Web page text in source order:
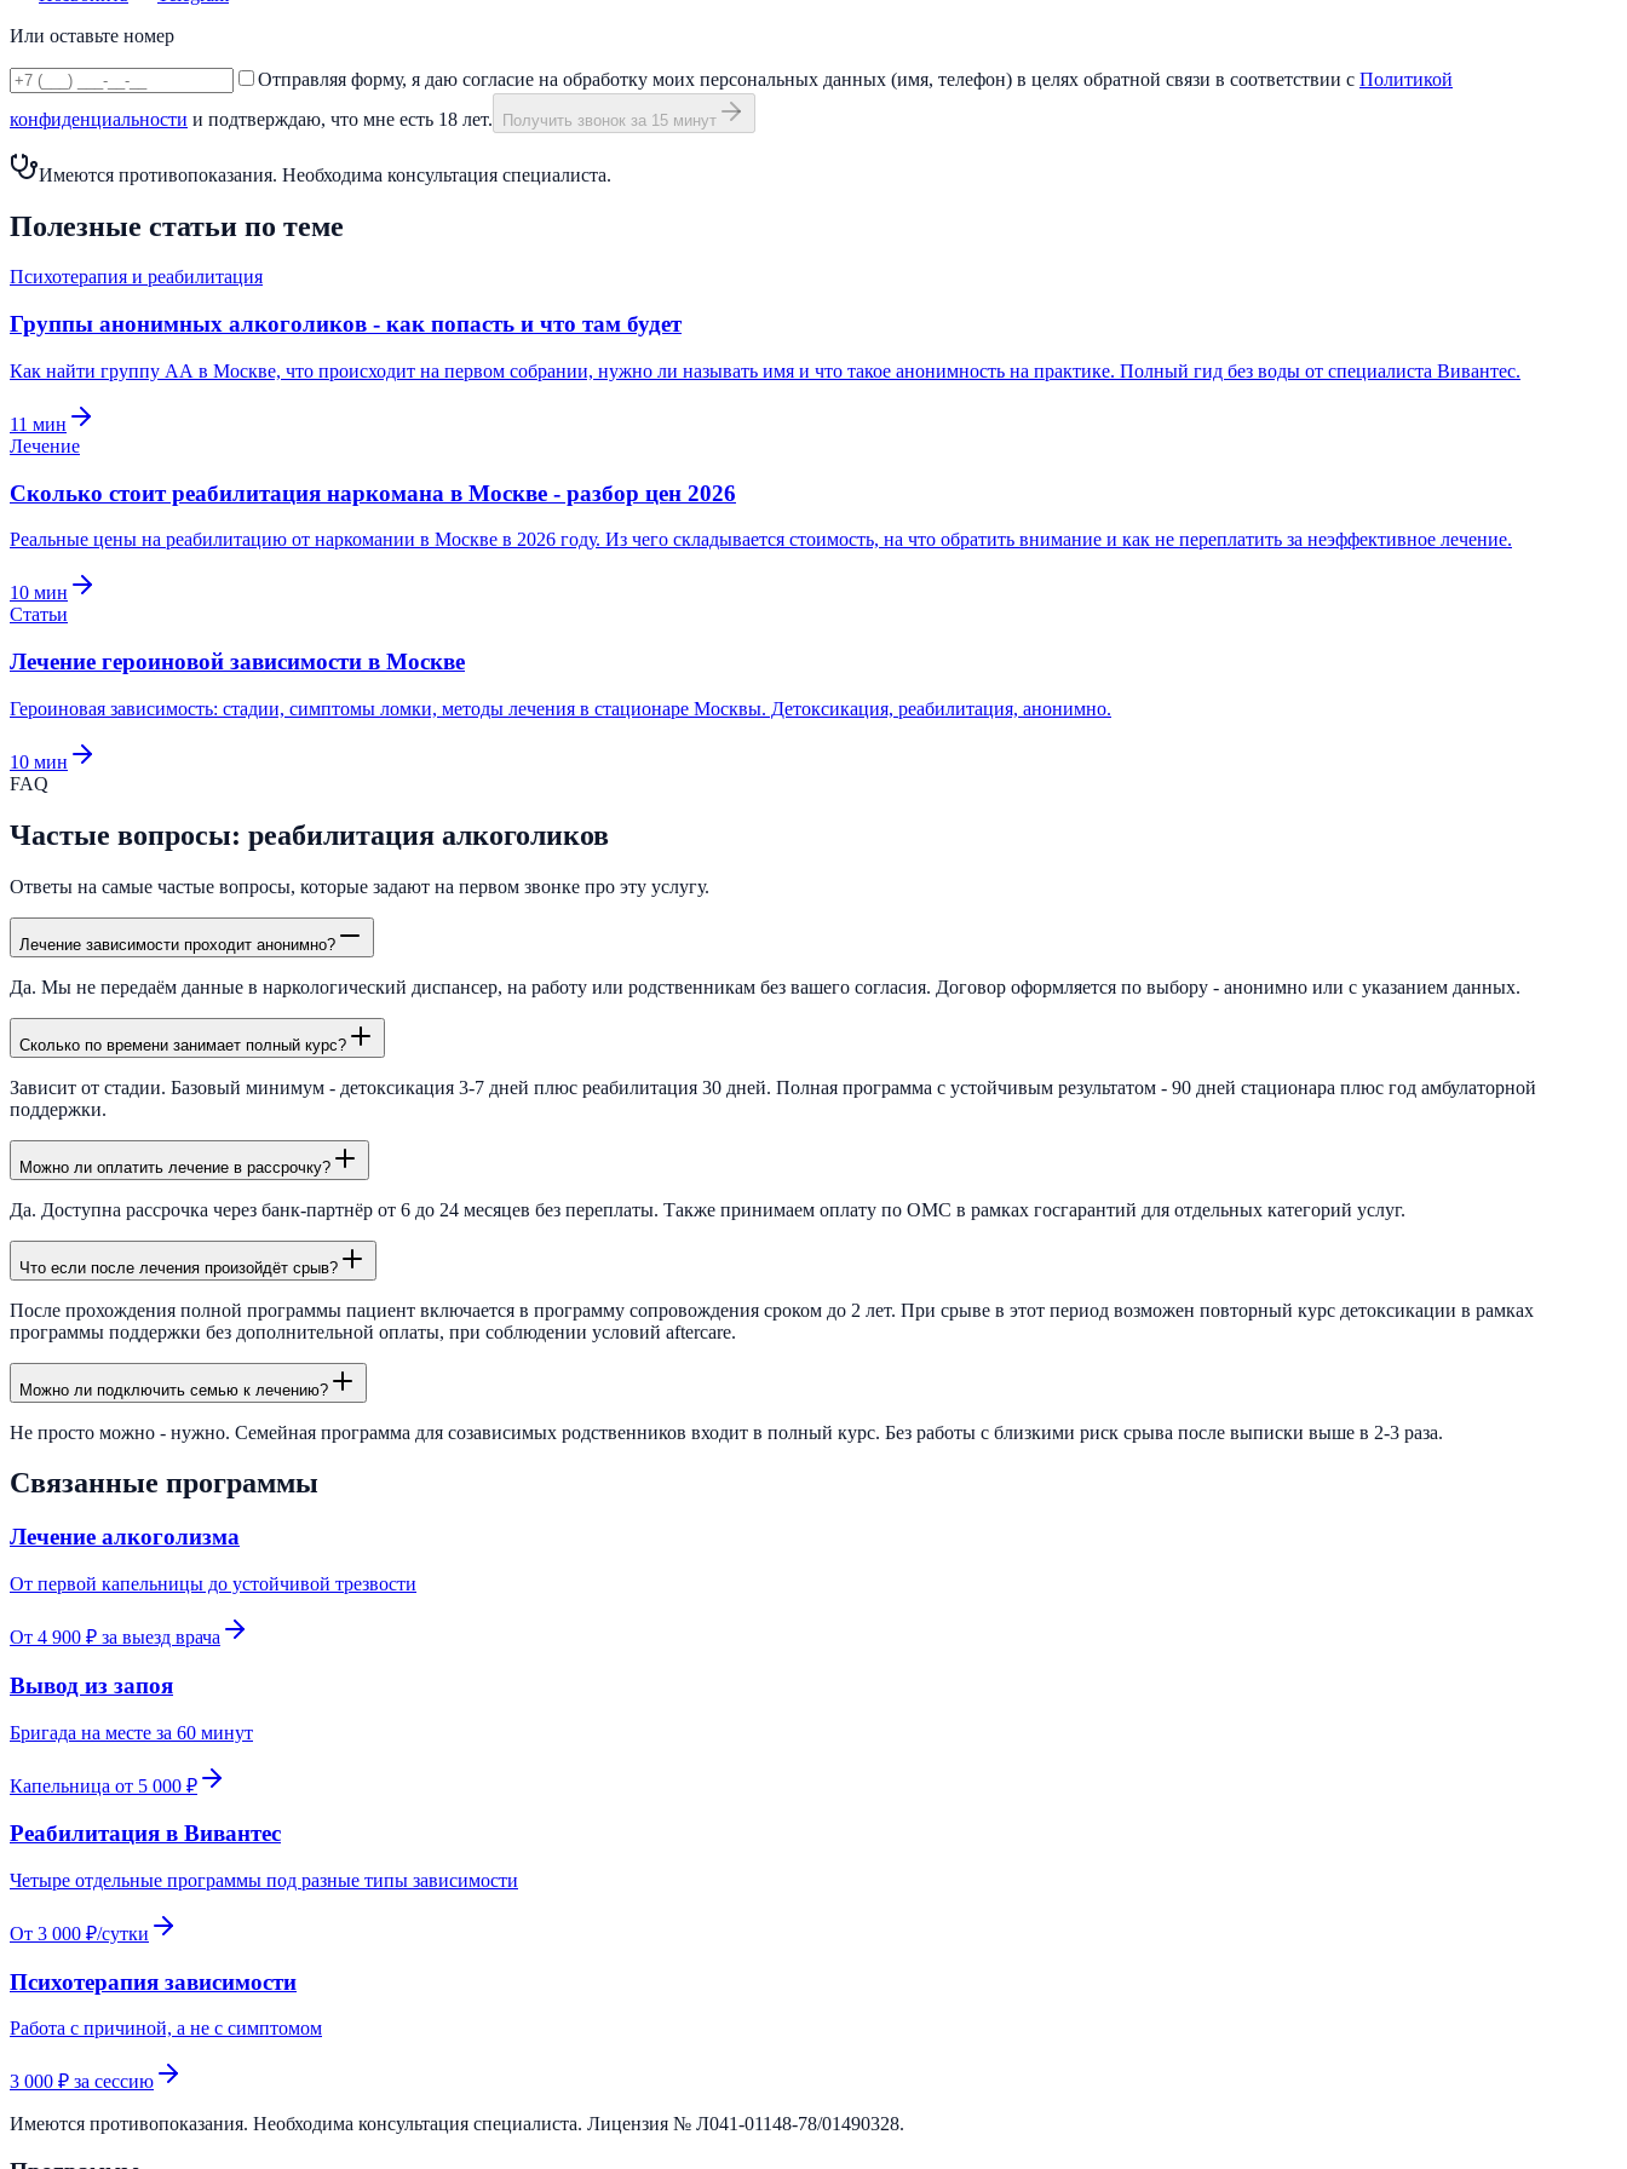
Или оставьте номер
Отправляя форму, я даю согласие на обработку моих персональных данных (имя, телефон) в целях обратной связи в соответствии с Политикой
конфиденциальности и подтверждаю, что мне есть 18 лет. Получить звонок за 15 минут
Имеются противопоказания. Необходима консультация специалиста.
Полезные статьи по теме
Психотерапия и реабилитация
Группы анонимных алкоголиков - как попасть и что там будет
Как найти группу АА в Москве, что происходит на первом собрании, нужно ли называть имя и что такое анонимность на практике. Полный гид без воды от специалиста Вивантес.
11 мин
Лечение
Сколько стоит реабилитация наркомана в Москве - разбор цен 2026
Реальные цены на реабилитацию от наркомании в Москве в 2026 году. Из чего складывается стоимость, на что обратить внимание и как не переплатить за неэффективное лечение.
10 мин
Статьи
Лечение героиновой зависимости в Москве
Героиновая зависимость: стадии, симптомы ломки, методы лечения в стационаре Москвы. Детоксикация, реабилитация, анонимно.
10 мин
FAQ
Частые вопросы: реабилитация алкоголиков
Ответы на самые частые вопросы, которые задают на первом звонке про эту услугу.
Лечение зависимости проходит анонимно?
Да. Мы не передаём данные в наркологический диспансер, на работу или родственникам без вашего согласия. Договор оформляется по выбору - анонимно или с указанием данных.
Сколько по времени занимает полный курс?
Зависит от стадии. Базовый минимум - детоксикация 3-7 дней плюс реабилитация 30 дней. Полная программа с устойчивым результатом - 90 дней стационара плюс год амбулаторной
поддержки.
Можно ли оплатить лечение в рассрочку?
Да. Доступна рассрочка через банк-партнёр от 6 до 24 месяцев без переплаты. Также принимаем оплату по ОМС в рамках госгарантий для отдельных категорий услуг.
Что если после лечения произойдёт срыв?
После прохождения полной программы пациент включается в программу сопровождения сроком до 2 лет. При срыве в этот период возможен повторный курс детоксикации в рамках
программы поддержки без дополнительной оплаты, при соблюдении условий аftercare.
Можно ли подключить семью к лечению?
Не просто можно - нужно. Семейная программа для созависимых родственников входит в полный курс. Без работы с близкими риск срыва после выписки выше в 2-3 раза.
Связанные программы
Лечение алкоголизма
От первой капельницы до устойчивой трезвости
От 4 900 ₽ за выезд врача
Вывод из запоя
Бригада на месте за 60 минут
Капельница от 5 000 ₽
Реабилитация в Вивантес
Четыре отдельные программы под разные типы зависимости
От 3 000 ₽/сутки
Психотерапия зависимости
Работа с причиной, а не с симптомом
3 000 ₽ за сессию
Имеются противопоказания. Необходима консультация специалиста. Лицензия № Л041-01148-78/01490328.